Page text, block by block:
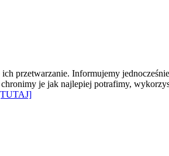
przetwarzanie. Informujemy
je jak najlepiej potrafimy,